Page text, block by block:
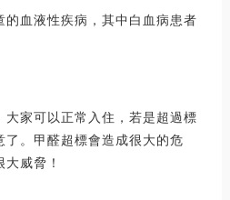
血液性疾病，其中白血病患者
大家可以正常入住，若是超過標
。甲醛超標會造成很大的危
威脅！